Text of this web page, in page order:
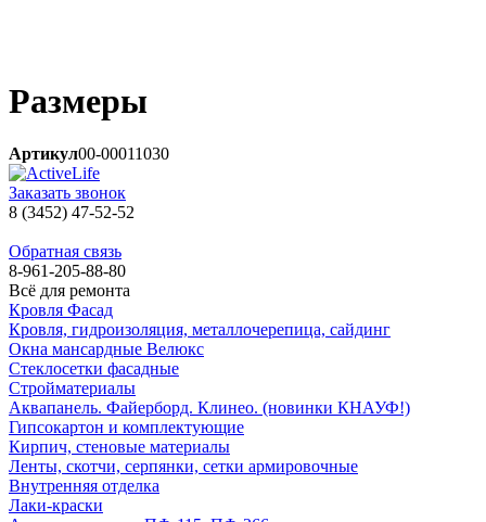
Размеры
Артикул00-00011030
Заказать звонок
8 (3452) 47-52-52
Обратная связь
8-961-205-88-80
Всё для ремонта
Кровля Фасад
Кровля, гидроизоляция, металлочерепица, сайдинг
Окна мансардные Велюкс
Стеклосетки фасадные
Стройматериалы
Аквапанель. Файерборд. Клинео. (новинки КНАУФ!)
Гипсокартон и комплектующие
Кирпич, стеновые материалы
Ленты, скотчи, серпянки, сетки армировочные
Внутренняя отделка
Лаки-краски